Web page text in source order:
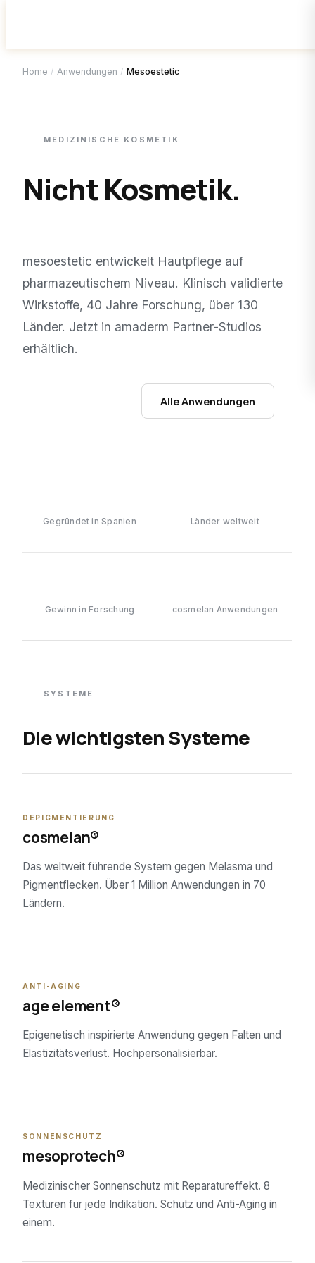
Home / Anwendungen / Mesoestetic
MEDIZINISCHE KOSMETIK
Nicht Kosmetik.
mesoestetic entwickelt Hautpflege auf
pharmazeutischem Niveau. Klinisch validierte
Wirkstoffe, 40 Jahre Forschung, über 130
Länder. Jetzt in amaderm Partner-Studios
erhältlich.
Alle Anwendungen
Gegründet in Spanien Länder weltweit
Gewinn in Forschung cosmelan Anwendungen
SYSTEME
Die wichtigsten Systeme
DEPIGMENTIERUNG
cosmelan®
Das weltweit führende System gegen Melasma und
Pigmentflecken. Über 1 Million Anwendungen in 70
Ländern.
ANTI-AGING
age element®
Epigenetisch inspirierte Anwendung gegen Falten und
Elastizitätsverlust. Hochpersonalisierbar.
SONNENSCHUTZ
mesoprotech®
Medizinischer Sonnenschutz mit Reparatureffekt. 8
Texturen für jede Indikation. Schutz und Anti-Aging in
einem.